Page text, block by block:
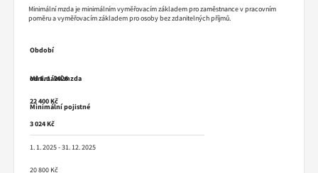
Minimální mzda je minimálním vyměřovacím základem pro zaměstnance v pracovním
poměru a vyměřovacím základem pro osoby bez zdanitelných příjmů.
Období
Minimální mzda
Minimální pojistné
od 1. 1. 2026
22 400 Kč
3 024 Kč
1. 1. 2025 - 31. 12. 2025
20 800 Kč